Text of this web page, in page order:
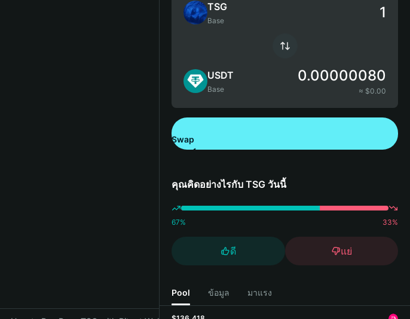
TSG
Base
USDT
Base
0.00000080
≈ $0.00
Swap
คุณคิดอย่างไรกับ TSG วันนี้
67% 33%
ดี แย่
Pool ข้อมูล มาแรง